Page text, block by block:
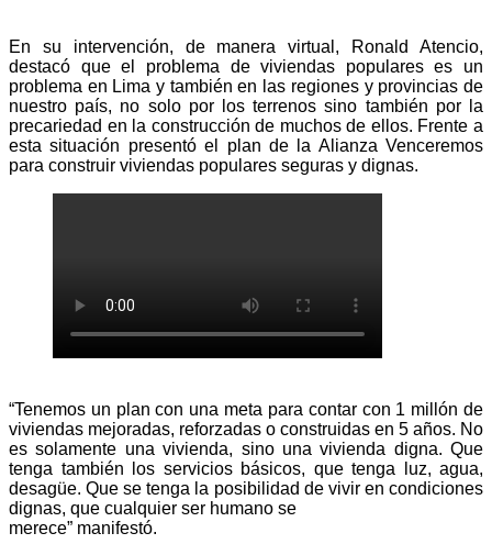
En su intervención, de manera virtual, Ronald Atencio,
destacó que el problema de viviendas populares es un
problema en Lima y también en las regiones y provincias de
nuestro país, no solo por los terrenos sino también por la
precariedad en la construcción de muchos de ellos. Frente a
esta situación presentó el plan de la Alianza Venceremos
para construir viviendas populares seguras y dignas.
“Tenemos un plan con una meta para contar con 1 millón de
viviendas mejoradas, reforzadas o construidas en 5 años. No
es solamente una vivienda, sino una vivienda digna. Que
tenga también los servicios básicos, que tenga luz, agua,
desagüe. Que se tenga la posibilidad de vivir en condiciones
dignas, que cualquier ser humano se
merece” manifestó.